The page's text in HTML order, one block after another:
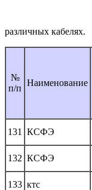
различных кабелях.
№
п/п
Наименование
131 КСФЭ
132 КСФЭ
133 ктс